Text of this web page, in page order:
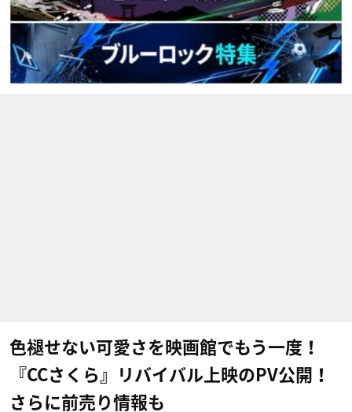
色褪せない可愛さを映画館でもう一度！
『CCさくら』リバイバル上映のPV公開！
さらに前売り情報も